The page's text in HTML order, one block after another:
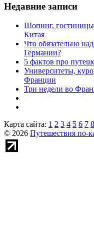
Недавние записи
Шопинг,
Китая
Что обязательно
Германии?
5 фактов про
Университеты,
Франции
Три недели во
Карта сайта: 1 2 3 4 5 6 7 8
© 2026 Путешествия по-